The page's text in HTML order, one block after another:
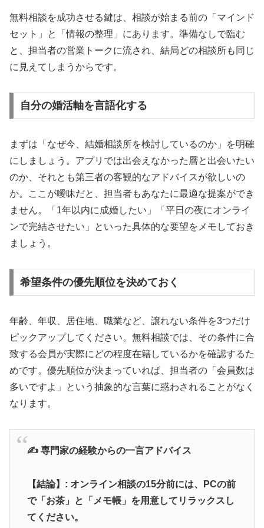
無料相談を成功させる鍵は、相談が始まる前の「マインド
セット」と「情報の整理」にあります。準備なしで臨む
と、担当者の営業トークに流され、結局どの相談所も同じ
に見えてしまうからです。
自分の婚活軸を言語化する
まずは「なぜ今、結婚相談所を検討しているのか」を明確
にしましょう。アプリでは出会えなかった層と出会いたい
のか、それとも第三者の客観的なアドバイスが欲しいの
か。ここが曖昧だと、担当者もあなたに最適な提案ができ
ません。「1年以内に成婚したい」「平日の夜にオンライ
ンで完結させたい」といった具体的な要望をメモしておき
ましょう。
希望条件の優先順位を決めておく
年齢、年収、居住地、職業など、譲れない条件を3つだけ
ピックアップしてください。無料相談では、その条件に合
致する会員が実際にどの程度在籍しているかを確認するた
めです。優先順位が決まっていれば、担当者の「会員数は
多いですよ」という抽象的な言葉に惑わされることがなく
なります。
✍️ 専門家の経験からの一言アドバイス
【結論】: オンライン相談の15分前には、PCの前
で「お茶」と「メモ帳」を用意してリラックスし
てください。